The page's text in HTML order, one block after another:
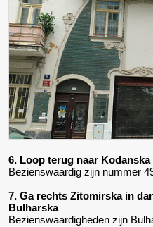
6. Loop terug naar Kodanska
Bezienswaardig zijn nummer
7. Ga rechts Zitomirska in
Bulharska
Bezienswaardigheden zijn